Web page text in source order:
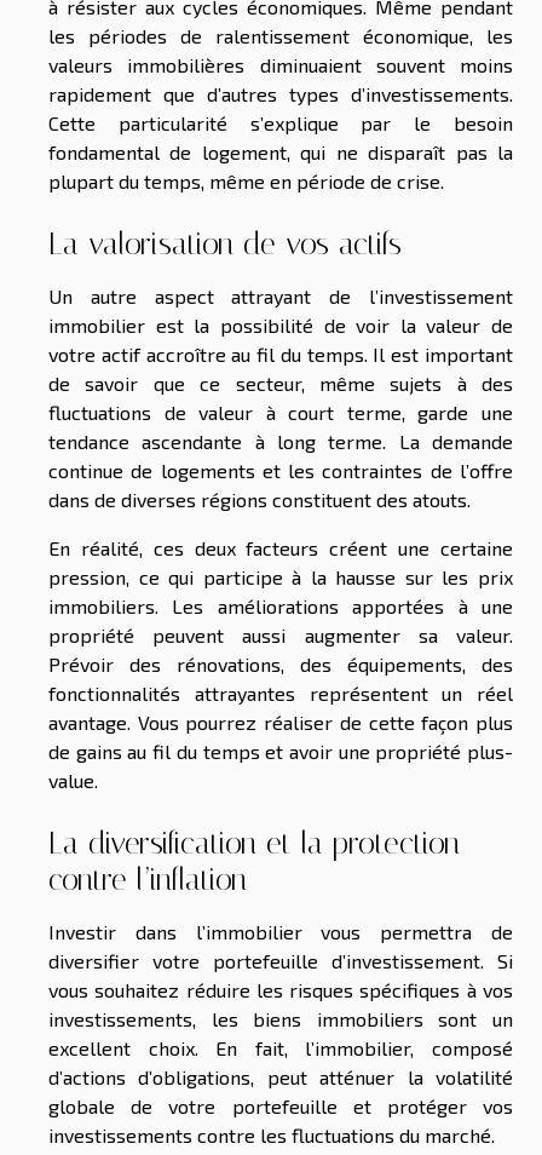
à résister aux cycles économiques. Même pendant
les périodes de ralentissement économique, les
valeurs immobilières diminuaient souvent moins
rapidement que d’autres types d’investissements.
Cette particularité s’explique par le besoin
fondamental de logement, qui ne disparaît pas la
plupart du temps, même en période de crise.
La valorisation de vos actifs
Un autre aspect attrayant de l’investissement
immobilier est la possibilité de voir la valeur de
votre actif accroître au fil du temps. Il est important
de savoir que ce secteur, même sujets à des
fluctuations de valeur à court terme, garde une
tendance ascendante à long terme. La demande
continue de logements et les contraintes de l’offre
dans de diverses régions constituent des atouts.
En réalité, ces deux facteurs créent une certaine
pression, ce qui participe à la hausse sur les prix
immobiliers. Les améliorations apportées à une
propriété peuvent aussi augmenter sa valeur.
Prévoir des rénovations, des équipements, des
fonctionnalités attrayantes représentent un réel
avantage. Vous pourrez réaliser de cette façon plus
de gains au fil du temps et avoir une propriété plus-
value.
La diversification et la protection
contre l’inflation
Investir dans l’immobilier vous permettra de
diversifier votre portefeuille d’investissement. Si
vous souhaitez réduire les risques spécifiques à vos
investissements, les biens immobiliers sont un
excellent choix. En fait, l’immobilier, composé
d’actions d’obligations, peut atténuer la volatilité
globale de votre portefeuille et protéger vos
investissements contre les fluctuations du marché.